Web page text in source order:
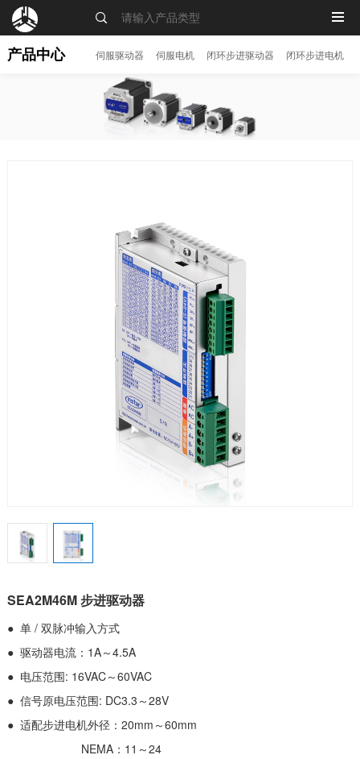
MENU
产品中心 伺服驱动器 伺服电机 闭环步进驱动器 闭环步进电机
SEA2M46M 步进驱动器
● 单 / 双脉冲输入方式
● 驱动器电流：1A～4.5A
● 电压范围: 16VAC～60VAC
● 信号原电压范围: DC3.3～28V
● 适配步进电机外径：20mm～60mm
NEMA：11～24